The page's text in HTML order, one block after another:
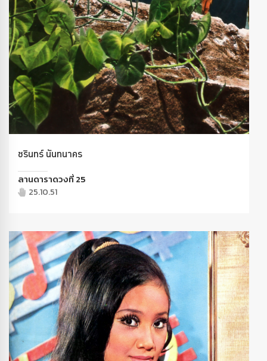
ชรินทร์ นันทนาคร
ลานดาราดวงที่ 25
25.10.51